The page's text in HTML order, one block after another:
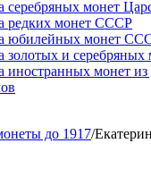
серебряных монет
редких монет СССР
юбилейных монет
золотых и серебряных
иностранных монет
до 1917/